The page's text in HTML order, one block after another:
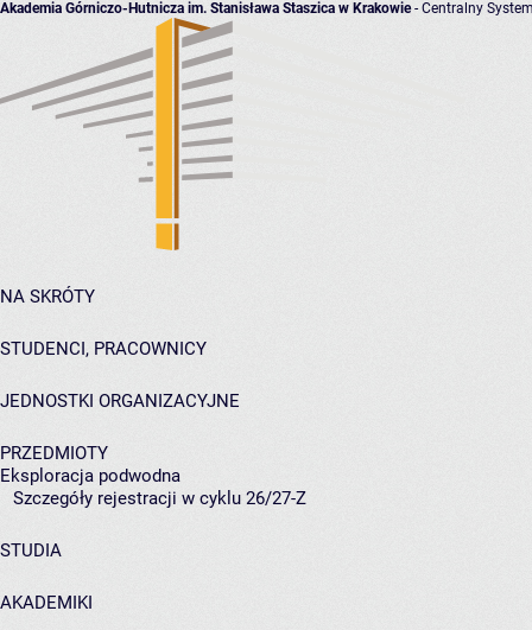
Akademia Górniczo-Hutnicza im. Stanisława Staszica w Krakowie- Centralny
NA SKRÓTY
STUDENCI, PRACOWNICY
JEDNOSTKI ORGANIZACYJNE
PRZEDMIOTY
Eksploracja podwodna
Szczegóły rejestracji w cyklu 26/27-Z
STUDIA
AKADEMIKI